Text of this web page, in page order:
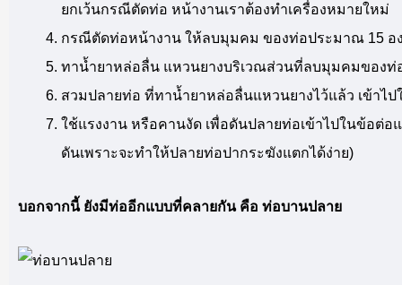
ยกเว้นกรณีตัดท่อ หน้างานเราต้องทำเครื่องหมายใหม่
กรณีตัดท่อหน้างาน ให้ลบมุมคม ของท่อประมาณ 15 อง
ทาน้ำยาหล่อลื่น แหวนยางบริเวณส่วนที่ลบมุมคมของท่
สวมปลายท่อ ที่ทาน้ำยาหล่อลื่นแหวนยางไว้แล้ว เข้าไ
ใช้แรงงาน หรือคานงัด เพื่อดันปลายท่อเข้าไปในข้อต่
ดันเพราะจะทำให้ปลายท่อปากระฆังแตกได้ง่าย)
บอกจากนี้ ยังมีท่ออีกแบบที่คลายกัน คือ ท่อบานปลาย